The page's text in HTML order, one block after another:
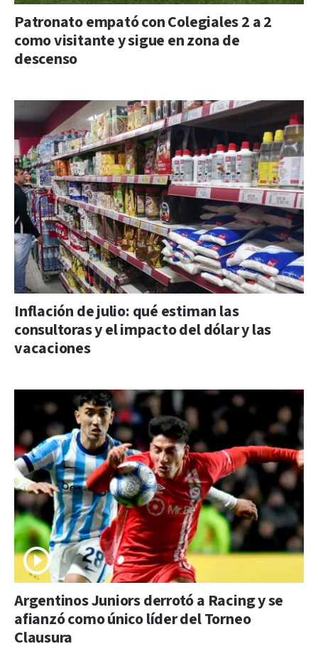
Patronato empató con Colegiales 2 a 2
como visitante y sigue en zona de
descenso
Inflación de julio: qué estiman las
consultoras y el impacto del dólar y las
vacaciones
Argentinos Juniors derrotó a Racing y se
afianzó como único líder del Torneo
Clausura